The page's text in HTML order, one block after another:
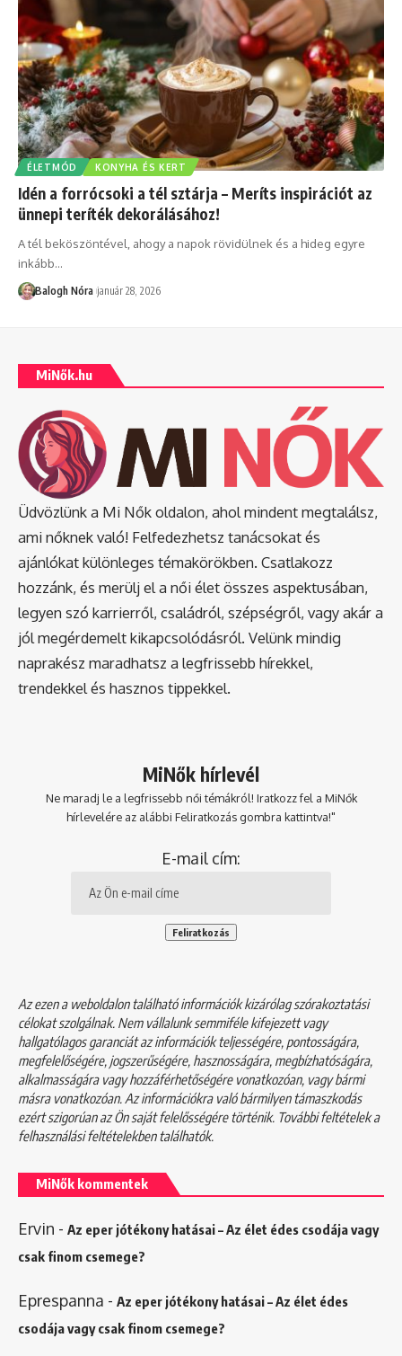
ÉLETMÓD KONYHA ÉS KERT
Idén a forrócsoki a tél sztárja – Meríts inspirációt az
ünnepi teríték dekorálásához!
A tél beköszöntével, ahogy a napok rövidülnek és a hideg egyre
inkább…
Balogh Nóra január 28, 2026
MiNők.hu
Üdvözlünk a Mi Nők oldalon, ahol mindent megtalálsz,
ami nőknek való! Felfedezhetsz tanácsokat és
ajánlókat különleges témakörökben. Csatlakozz
hozzánk, és merülj el a női élet összes aspektusában,
legyen szó karrierről, családról, szépségről, vagy akár a
jól megérdemelt kikapcsolódásról. Velünk mindig
naprakész maradhatsz a legfrissebb hírekkel,
trendekkel és hasznos tippekkel.
MiNők hírlevél
Ne maradj le a legfrissebb női témákról! Iratkozz fel a MiNők
hírlevelére az alábbi Feliratkozás gombra kattintva!"
E-mail cím:
Az ezen a weboldalon található információk kizárólag szórakoztatási
célokat szolgálnak. Nem vállalunk semmiféle kifejezett vagy
hallgatólagos garanciát az információk teljességére, pontosságára,
megfelelőségére, jogszerűségére, hasznosságára, megbízhatóságára,
alkalmasságára vagy hozzáférhetőségére vonatkozóan, vagy bármi
másra vonatkozóan. Az információkra való bármilyen támaszkodás
ezért szigorúan az Ön saját felelősségére történik. További feltételek a
felhasználási feltételekbentalálhatók.
MiNők kommentek
Ervin - Az eper jótékony hatásai – Az élet édes csodája vagy
csak finom csemege?
Eprespanna - Az eper jótékony hatásai – Az élet édes
csodája vagy csak finom csemege?